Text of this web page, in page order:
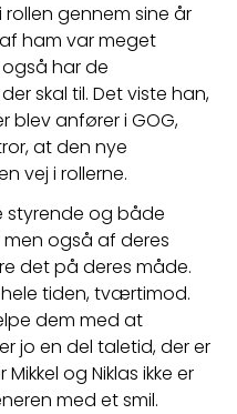
gennem sine år
ham var meget
har de
skal til. Det viste han,
blev anfører i GOG,
at den nye
vej i rollerne.
og både
også af deres
det på deres måde.
hele tiden, tværtimod.
dem med at
jo en del taletid, der er
og Niklas ikke er
med et smil.